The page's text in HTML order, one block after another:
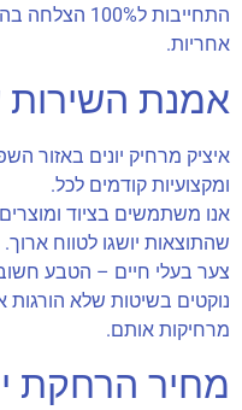
התחייבות ל100% הצלחה בהרחקת היונים.
אחריות.
אמנת השירות
איציק מרחיק יונים באזור
ומקצועיות קודמים לכל.
אנו משתמשים בציוד
שהתוצאות יושגו לטווח ארוך.
צער בעלי חיים – הטבע חשוב
נוקטים בשיטות שלא הורגות
מרחיקות אותם.
מחיר הרחקת